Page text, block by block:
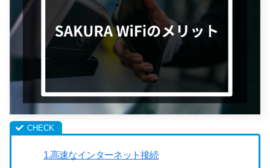
1.高速なインターネット接続